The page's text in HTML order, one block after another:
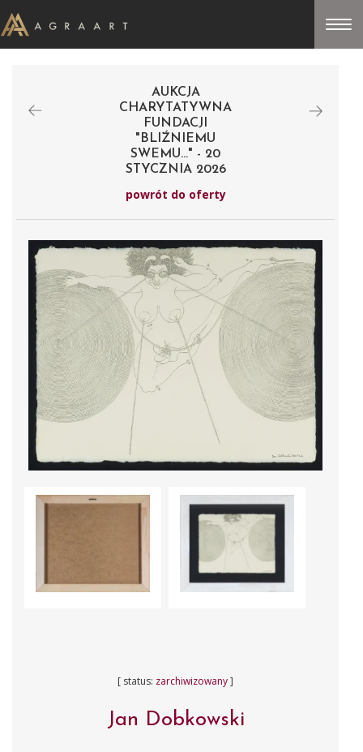
AUKCJA
CHARYTATYWNA
FUNDACJI
"BLIŹNIEMU
SWEMU..." - 20
STYCZNIA 2026
powrót do oferty
[ status: zarchiwizowany]
Jan Dobkowski